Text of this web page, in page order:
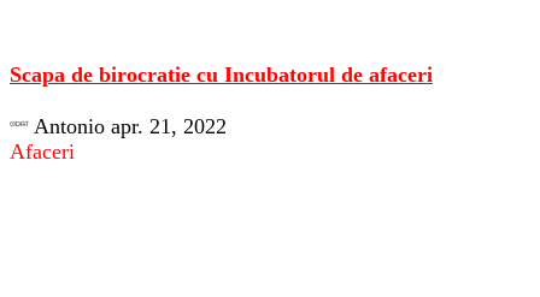
Scapa de birocratie cu Incubatorul de afaceri
Antonio apr. 21, 2022
Afaceri